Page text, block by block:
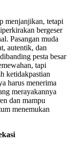
menjanjikan, tetapi
bergeser
Pasangan muda
autentik, dan
pesta besar
tapi
ketidakpastian
harus menerima
merayakannya
dan mampu
menemukan